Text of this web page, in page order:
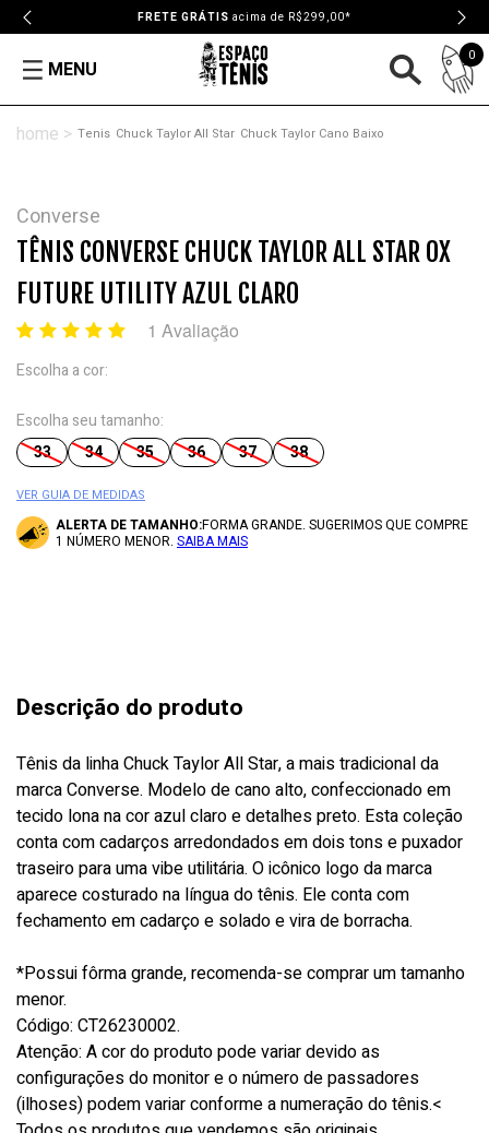
FRETE GRÁTIS acima de R$299,00*
MENU
0
Tenis Chuck Taylor All Star Chuck Taylor Cano Baixo
Converse
TÊNIS CONVERSE CHUCK TAYLOR ALL STAR OX
FUTURE UTILITY AZUL CLARO
1 Avaliação
Escolha a cor:
Escolha seu tamanho:
33
34 35 36 37 38
VER GUIA DE MEDIDAS
ALERTA DE TAMANHO:FORMA GRANDE. SUGERIMOS QUE COMPRE
1 NÚMERO MENOR. SAIBA MAIS
Descrição do produto
Tênis da linha Chuck Taylor All Star, a mais tradicional da
marca Converse. Modelo de cano alto, confeccionado em
tecido lona na cor azul claro e detalhes preto. Esta coleção
conta com cadarços arredondados em dois tons e puxador
traseiro para uma vibe utilitária. O icônico logo da marca
aparece costurado na língua do tênis. Ele conta com
fechamento em cadarço e solado e vira de borracha.
*Possui fôrma grande, recomenda-se comprar um tamanho
menor.
Código: CT26230002.
Atenção: A cor do produto pode variar devido as
configurações do monitor e o número de passadores
(ilhoses) podem variar conforme a numeração do tênis.<